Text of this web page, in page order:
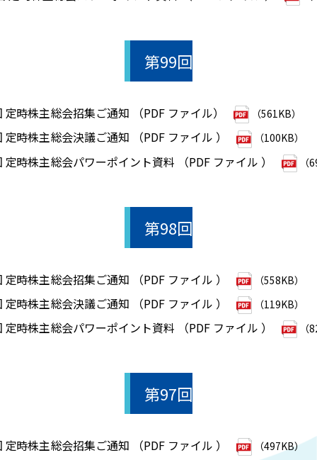
第99回
定時株主総会招集ご通知 （PDF ファイル） （561KB）
定時株主総会決議ご通知 （PDF ファイル ） （100KB）
定時株主総会パワーポイント資料 （PDF ファイル ）
第98回
定時株主総会招集ご通知 （PDF ファイル ） （558KB）
定時株主総会決議ご通知 （PDF ファイル ） （119KB）
定時株主総会パワーポイント資料 （PDF ファイル ）
第97回
定時株主総会招集ご通知 （PDF ファイル ） （497KB）